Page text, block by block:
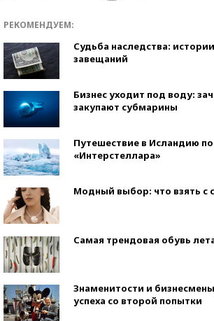
РЕКОМЕНДУЕМ:
Судьба наследства:
завещаний
Бизнес уходит под воду:
закупают субмарины
Путешествие в Исландию
«Интерстеллара»
Модный выбор: что взять с
Самая трендовая обувь
Знаменитости и
успеха со второй попытки